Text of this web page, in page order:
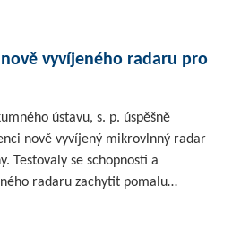
vyvíjeného radaru pro
ústavu, s. p. úspěšně
nově vyvíjený mikrovlnný radar
Testovaly se schopnosti a
radaru zachytit pomalu…